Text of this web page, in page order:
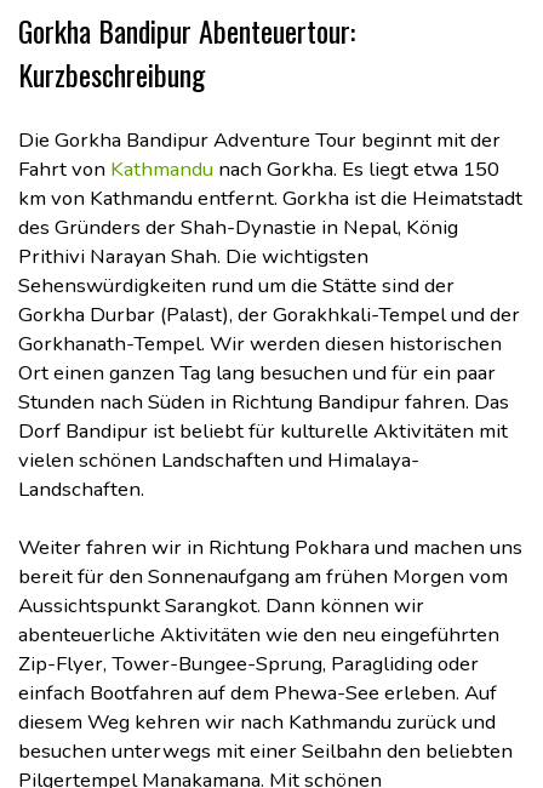
Gorkha Bandipur Abenteuertour:
Kurzbeschreibung
Die Gorkha Bandipur Adventure Tour beginnt mit der
Fahrt von Kathmandu nach Gorkha. Es liegt etwa 150
km von Kathmandu entfernt. Gorkha ist die Heimatstadt
des Gründers der Shah-Dynastie in Nepal, König
Prithivi Narayan Shah. Die wichtigsten
Sehenswürdigkeiten rund um die Stätte sind der
Gorkha Durbar (Palast), der Gorakhkali-Tempel und der
Gorkhanath-Tempel. Wir werden diesen historischen
Ort einen ganzen Tag lang besuchen und für ein paar
Stunden nach Süden in Richtung Bandipur fahren. Das
Dorf Bandipur ist beliebt für kulturelle Aktivitäten mit
vielen schönen Landschaften und Himalaya-
Landschaften.
Weiter fahren wir in Richtung Pokhara und machen uns
bereit für den Sonnenaufgang am frühen Morgen vom
Aussichtspunkt Sarangkot. Dann können wir
abenteuerliche Aktivitäten wie den neu eingeführten
Zip-Flyer, Tower-Bungee-Sprung, Paragliding oder
einfach Bootfahren auf dem Phewa-See erleben. Auf
diesem Weg kehren wir nach Kathmandu zurück und
besuchen unterwegs mit einer Seilbahn den beliebten
Pilgertempel Manakamana. Mit schönen